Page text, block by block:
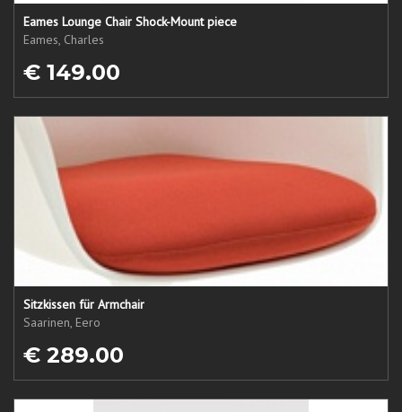
Eames Lounge Chair Shock-Mount piece
Eames, Charles
€ 149.00
Sitzkissen für Armchair
Saarinen, Eero
€ 289.00